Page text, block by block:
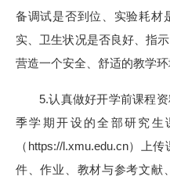
备调试是否到位、实验耗材
实、卫生状况是否良好、指
营造一个安全、舒适的教学
5.认真做好开学前课程
季学期开设的全部研究生
（https://l.xmu.edu.cn）上
件、作业、教材与参考文献